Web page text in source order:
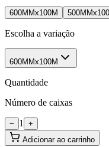
600MMx100M
Escolha a variação
600MMx100M
Quantidade
Número de caixas
− 1
+
Adicionar ao carrinho